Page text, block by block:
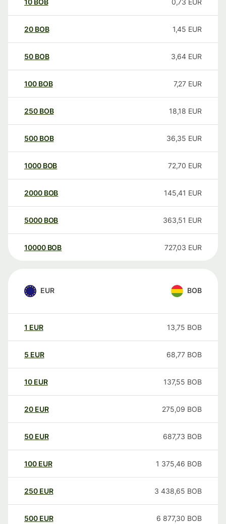
10 BOB 0,73 EUR
20 BOB 1,45 EUR
50 BOB 3,64 EUR
100 BOB 7,27 EUR
250 BOB 18,18 EUR
500 BOB 36,35 EUR
1000 BOB 72,70 EUR
2000 BOB 145,41 EUR
5000 BOB 363,51 EUR
10000 BOB 727,03 EUR
EUR BOB
1 EUR 13,75 BOB
5 EUR 68,77 BOB
10 EUR 137,55 BOB
20 EUR 275,09 BOB
50 EUR 687,73 BOB
100 EUR 1 375,46 BOB
250 EUR 3 438,65 BOB
500 EUR 6 877,30 BOB